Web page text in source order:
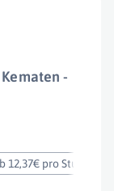
-
12,37€ pro Stunde